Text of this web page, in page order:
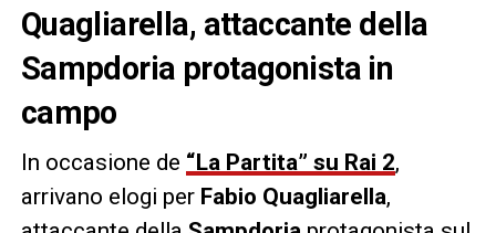
Quagliarella, attaccante della
Sampdoria protagonista in
campo
In occasione de “La Partita” su Rai 2,
arrivano elogi per Fabio Quagliarella,